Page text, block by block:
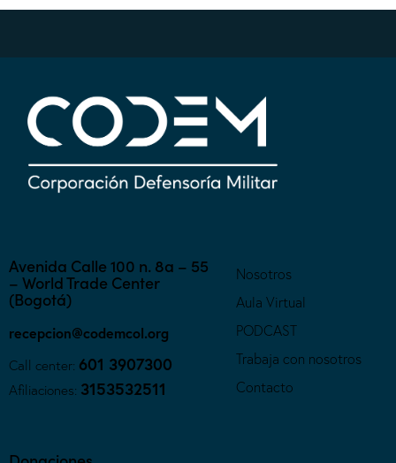
Avenida Calle 100 n. 8a – 55
– World Trade Center
(Bogotá)
recepcion@codemcol.org
Call center: 601 3907300
Afiliaciones: 3153532511
Nosotros
Aula Virtual
PODCAST
Trabaja con nosotros
Contacto